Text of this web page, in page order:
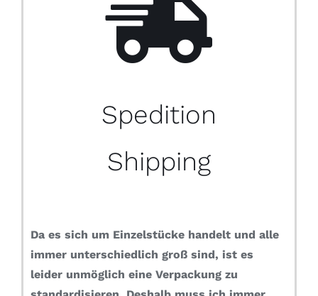
Spedition
Shipping
Da es sich um Einzelstücke handelt und alle
immer unterschiedlich groß sind, ist es
leider unmöglich eine Verpackung zu